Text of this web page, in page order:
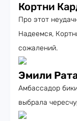
Кортни
Про этот
Надеемся,
сожалений.
Эмили
Амбассадор
выбрала